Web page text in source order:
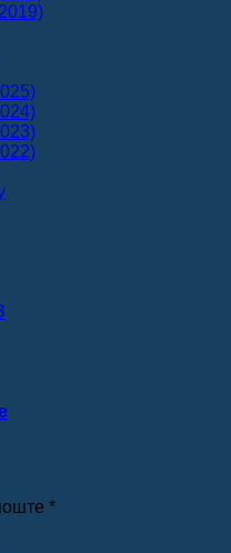
*Обавезно